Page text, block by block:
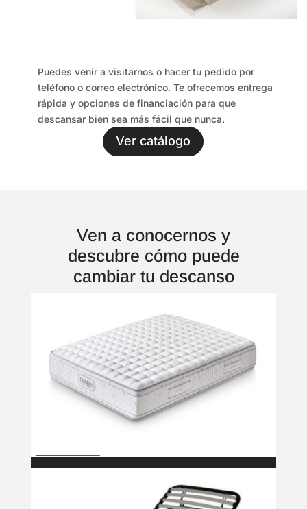
Puedes venir a visitarnos o hacer tu pedido por
teléfono o correo electrónico. Te ofrecemos entrega
rápida y opciones de financiación para que
descansar bien sea más fácil que nunca.
Ver catálogo
Ven a conocernos y
descubre cómo puede
cambiar tu descanso